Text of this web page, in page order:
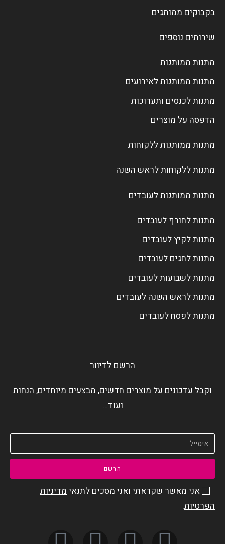
בקבוקים ממותגים
שירותים נוספים
מתנות ממותגות
מתנות ממותגות לאירועים
מתנות לכנסים ותערוכות
הדפסה על מוצרים
מתנות ממותגות ללקוחות
מתנות ללקוחות לראש השנה
מתנות ממותגות לעובדים
מתנות לחורף לעובדים
מתנות לקיץ לעובדים
מתנות לחגים לעובדים
מתנות לשבועות לעובדים
מתנות לראש השנה לעובדים
מתנות לפסח לעובדים
הרשם לדיוור
וקבל עדכונים על מוצרים חדשים, מבצעים מיוחדים, הנחות
ועוד…
אני מאשר שקראתי ואני מסכים לתנאימדיניות
הפרטיות.
הרשם